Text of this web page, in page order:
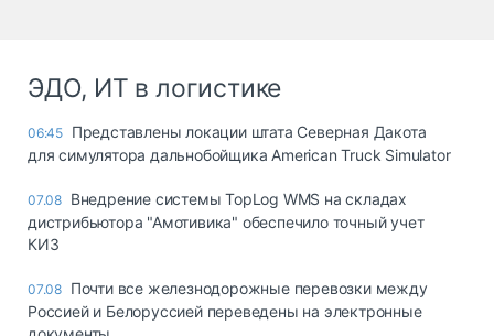
ЭДО, ИТ в логистике
06:45 Представлены локации штата Северная Дакота
для симулятора дальнобойщика American Truck Simulator
07.08 Внедрение системы TopLog WMS на складах
дистрибьютора "Амотивика" обеспечило точный учет
КИЗ
07.08 Почти все железнодорожные перевозки между
Россией и Белоруссией переведены на электронные